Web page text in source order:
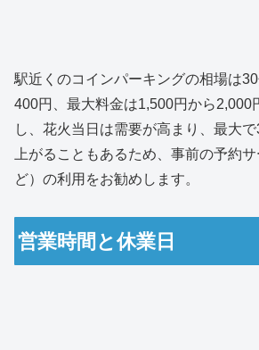
駅近くのコインパーキングの相場は
400円、最大料金は1,500円から2,000
し、花火当日は需要が高まり、最大
上がることもあるため、事前の予約
ど）の利用をお勧めします。
営業時間と休業日